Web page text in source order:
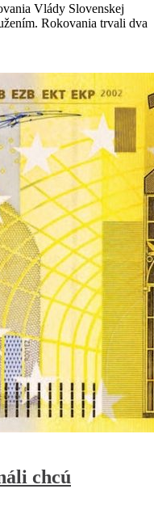
Vlády Slovenskej
Rokovania trvali dva
chcú